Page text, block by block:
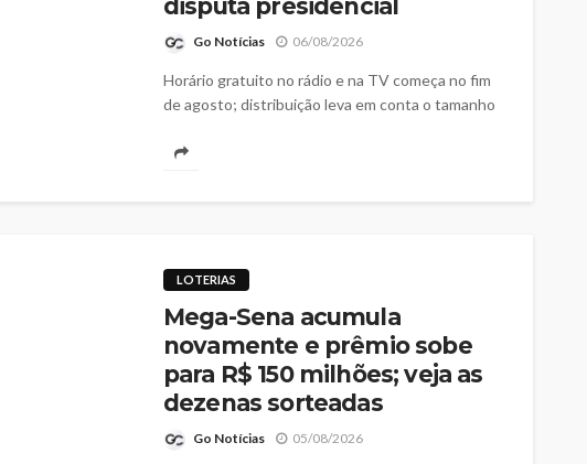
disputa presidencial
Go Notícias 06/08/2026
Horário gratuito no rádio e na TV começa no fim
de agosto; distribuição leva em conta o tamanho
Câmara dos Deputados
LOTERIAS
Mega-Sena acumula
novamente e prêmio sobe
para R$ 150 milhões; veja as
dezenas sorteadas
Go Notícias 05/08/2026